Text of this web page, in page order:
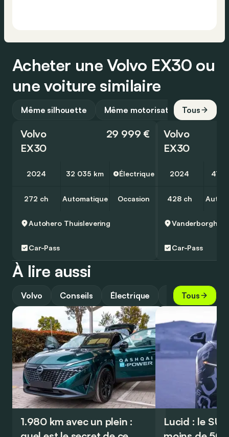
Acheter une Volvo EX30 ou
une voiture similaire
Même silhouette Même motorisation Tous
Volvo
EX30
29 999 €
2024 32 035 km Électrique
272 ch Automatique Occasion
Autohero Thuislevering
Car-Pass
Volvo
EX30
2024 41
428 ch
Vanderborght
Car-Pass
À lire aussi
Volvo Conseils Électrique GuideTous
1.980 km avec un plein :
Lucid : le